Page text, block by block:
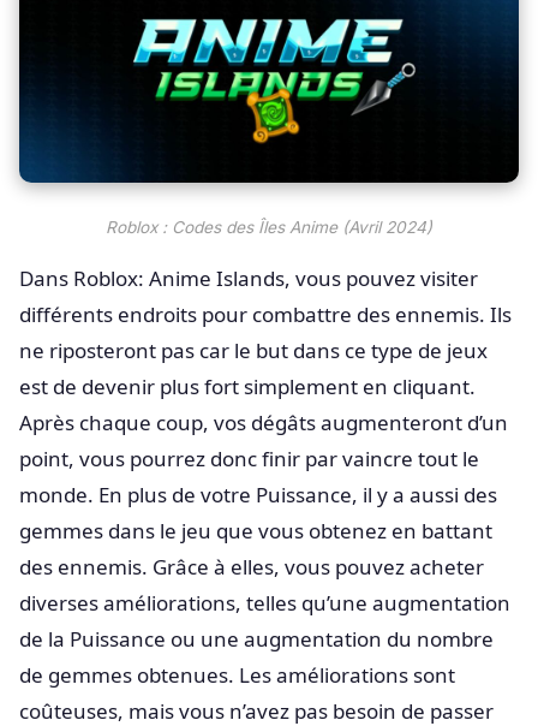
Roblox : Codes des Îles Anime (Avril 2024)
Dans Roblox: Anime Islands, vous pouvez visiter
différents endroits pour combattre des ennemis. Ils
ne riposteront pas car le but dans ce type de jeux
est de devenir plus fort simplement en cliquant.
Après chaque coup, vos dégâts augmenteront d’un
point, vous pourrez donc finir par vaincre tout le
monde. En plus de votre Puissance, il y a aussi des
gemmes dans le jeu que vous obtenez en battant
des ennemis. Grâce à elles, vous pouvez acheter
diverses améliorations, telles qu’une augmentation
de la Puissance ou une augmentation du nombre
de gemmes obtenues. Les améliorations sont
coûteuses, mais vous n’avez pas besoin de passer